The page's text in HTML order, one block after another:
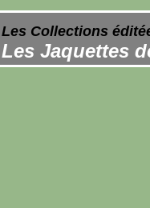
Les Collections
Les Jaquettes